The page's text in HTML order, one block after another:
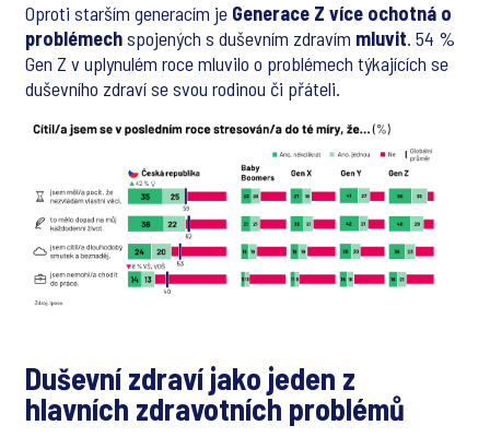
Oproti starším generacím je Generace Z více ochotná o
problémechspojených s duševním zdravím mluvit. 54 %
Gen Z v uplynulém roce mluvilo o problémech týkajících se
duševního zdraví se svou rodinou či přáteli.
Duševní zdraví jako jeden z
hlavních zdravotních problémů